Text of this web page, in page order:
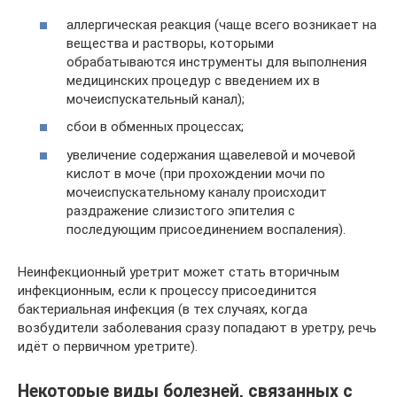
аллергическая реакция (чаще всего возникает на
вещества и растворы, которыми
обрабатываются инструменты для выполнения
медицинских процедур с введением их в
мочеиспускательный канал);
сбои в обменных процессах;
увеличение содержания щавелевой и мочевой
кислот в моче (при прохождении мочи по
мочеиспускательному каналу происходит
раздражение слизистого эпителия с
последующим присоединением воспаления).
Неинфекционный уретрит может стать вторичным
инфекционным, если к процессу присоединится
бактериальная инфекция (в тех случаях, когда
возбудители заболевания сразу попадают в уретру, речь
идёт о первичном уретрите).
Некоторые виды болезней, связанных с